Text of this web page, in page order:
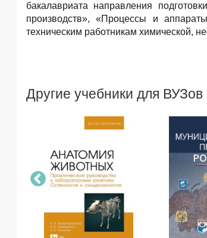
бакалавриата направления
производств», «Процессы и
техническим работникам химической,
Другие учебники для ВУЗов